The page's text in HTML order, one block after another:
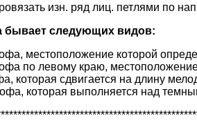
изн. ряд лиц. петлями по
бывает следующих видов:
местоположение которой
по левому краю,
которая сдвигается на длину
которая выполняется над